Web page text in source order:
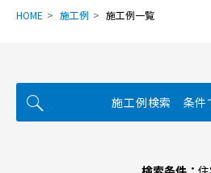
HOME 施工例 施工例一覧
施工例検索 条件